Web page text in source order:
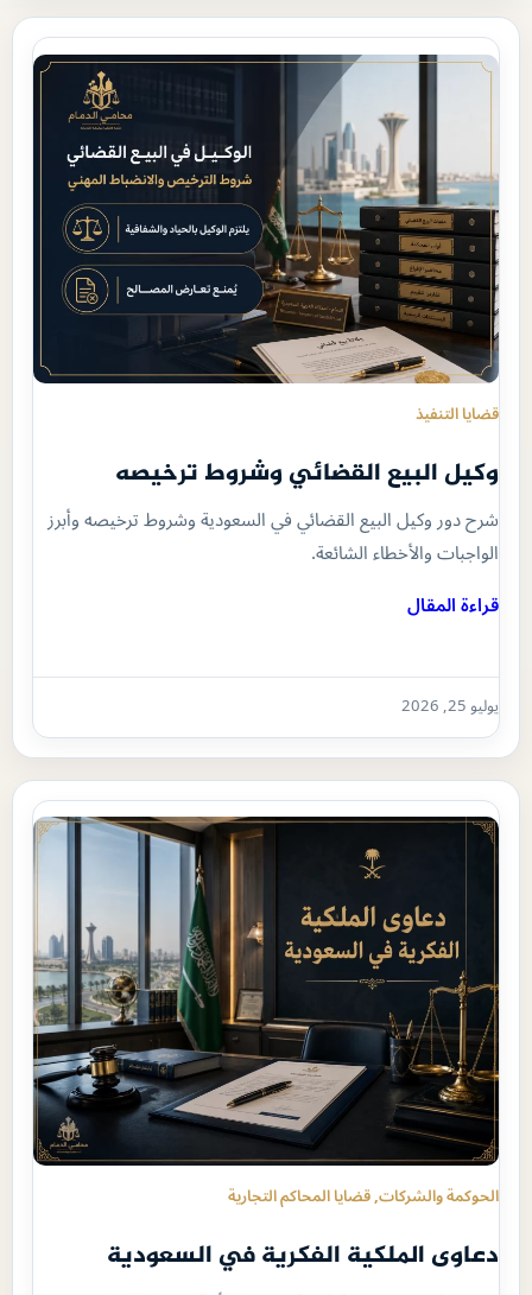
قضايا التنفيذ
وكيل البيع القضائي وشروط ترخيصه
شرح دور وكيل البيع القضائي في السعودية وشروط ترخيصه وأبرز
الواجبات والأخطاء الشائعة.
قراءة المقال
يوليو 25, 2026
الحوكمة والشركات, قضايا المحاكم التجارية
دعاوى الملكية الفكرية في السعودية